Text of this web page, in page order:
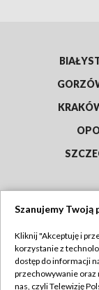
Abonament
Szanujemy Twoją
Kliknij "Akceptuję i
korzystanie z
dostęp do informacji
przechowywanie oraz
nas, czyli Telewizję